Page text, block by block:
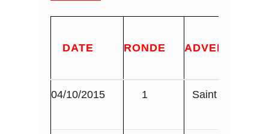
DATE RONDE ADVERSAIRE
04/10/2015 1 Saint Maur II